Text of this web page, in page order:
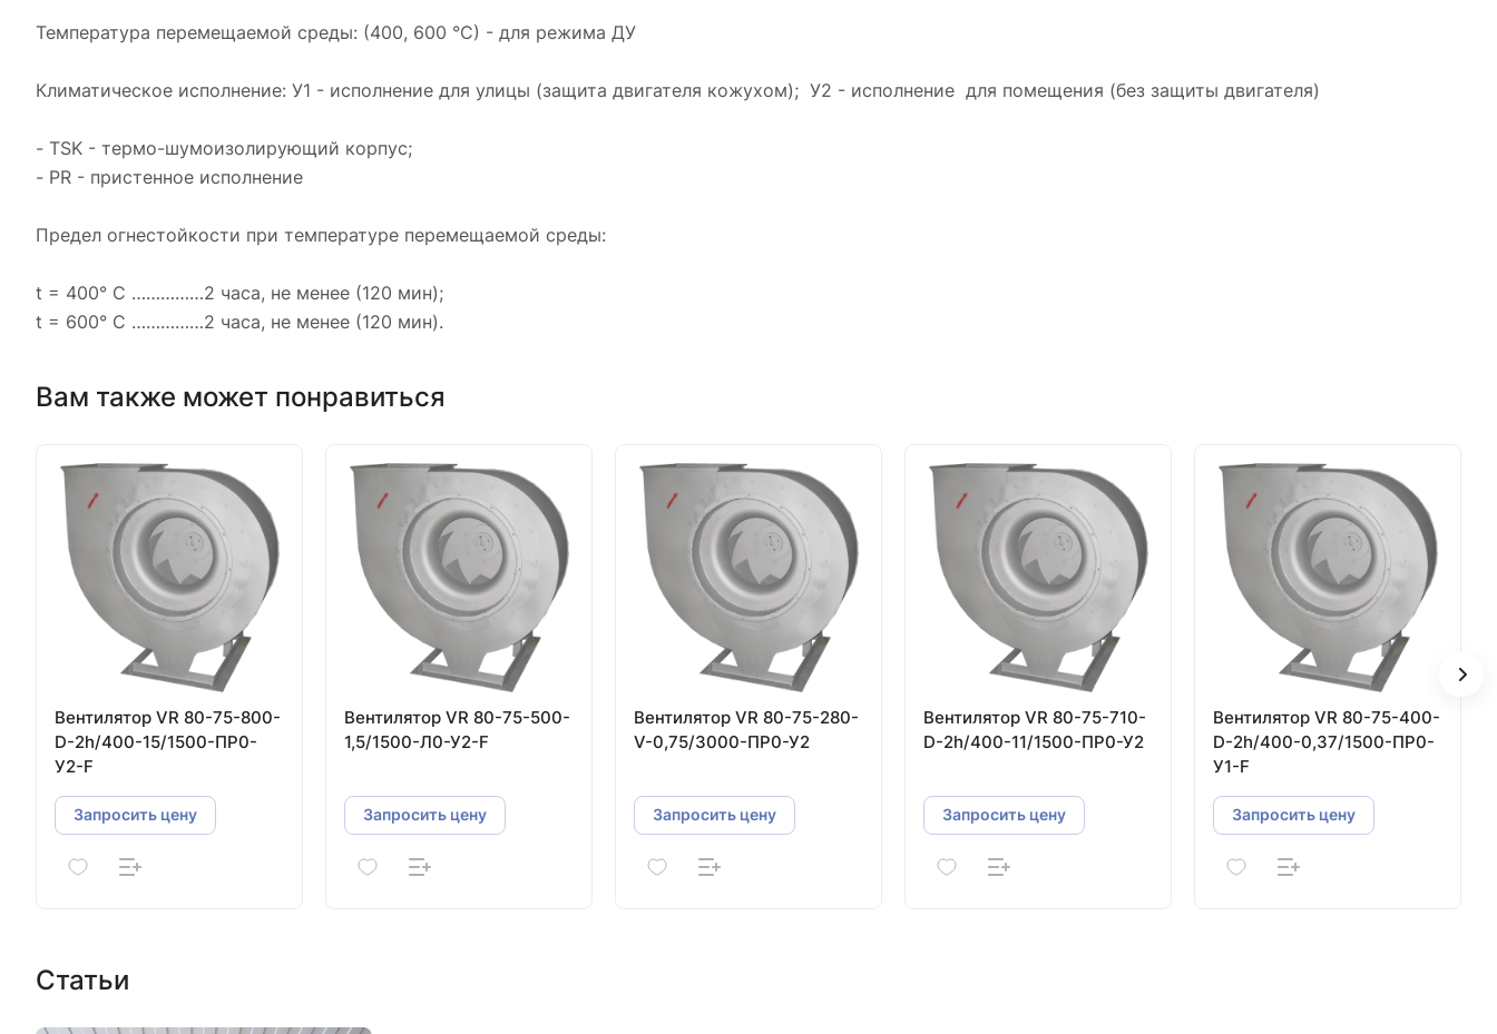
Температура перемещаемой среды: (400, 600 °С) - для режима ДУ
Климатическое исполнение: У1 - исполнение для улицы (защита двигателя кожухом); У2 - исполнение для помещения (без защиты двигателя)
- TSK - термо-шумоизолирующий корпус;
- PR - пристенное исполнение
Предел огнестойкости при температуре перемещаемой среды:
t = 400° C ……………2 часа, не менее (120 мин);
t = 600° C ……………2 часа, не менее (120 мин).
Вам также может понравиться
Вентилятор VR 80-75-800-
D-2h/400-15/1500-ПР0-
У2-F
Запросить цену
Вентилятор VR 80-75-500-
1,5/1500-Л0-У2-F
Запросить цену
Вентилятор VR 80-75-280-
V-0,75/3000-ПР0-У2
Запросить цену
Вентилятор VR 80-75-710-
D-2h/400-11/1500-ПР0-У2
Запросить цену
Вентилятор VR 80-75-400-
D-2h/400-0,37/1500-ПР0-
У1-F
Запросить цену
Статьи